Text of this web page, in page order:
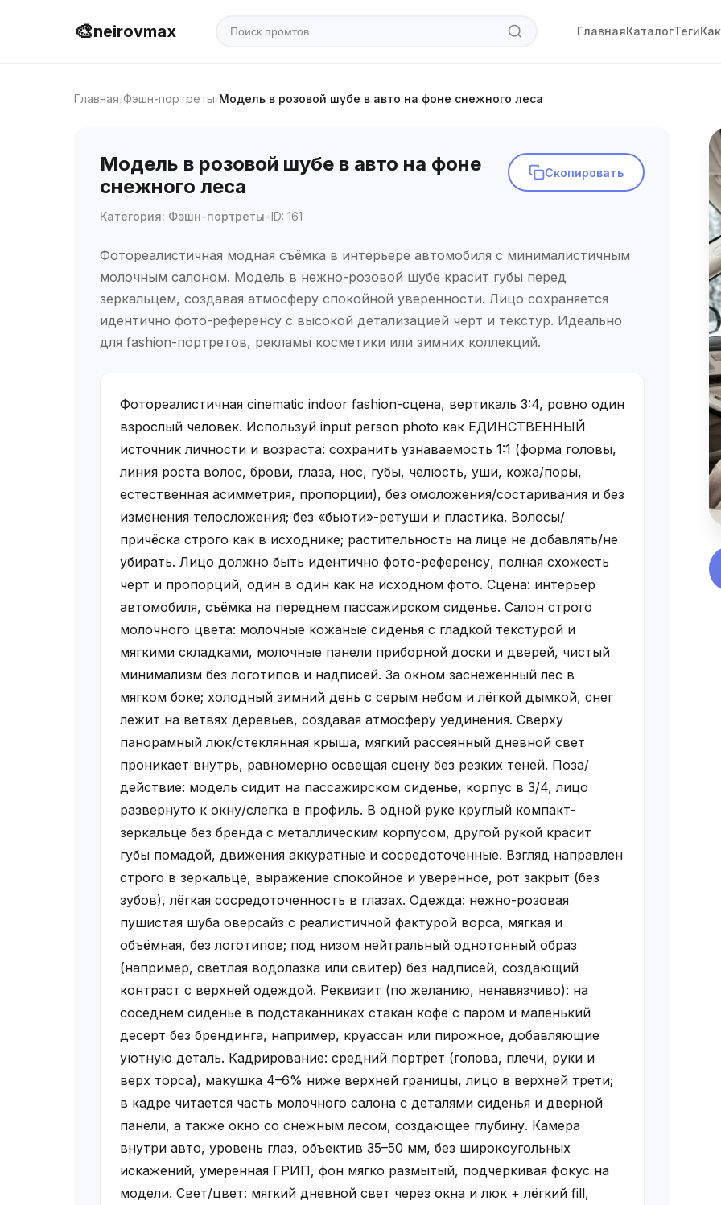
🎨neirovmax ГлавнаяКаталогТеги
Главная/Фэшн-портреты/Модель в розовой шубе в авто на фоне снежного леса
Модель в розовой шубе в авто на фоне
снежного леса
Категория: Фэшн-портреты ID: 161
Скопировать
Фотореалистичная модная съёмка в интерьере автомобиля с минималистичным
молочным салоном. Модель в нежно-розовой шубе красит губы перед
зеркальцем, создавая атмосферу спокойной уверенности. Лицо сохраняется
идентично фото-референсу с высокой детализацией черт и текстур. Идеально
для fashion-портретов, рекламы косметики или зимних коллекций.
Фотореалистичная cinematic indoor fashion-сцена, вертикаль 3:4, ровно один
взрослый человек. Используй input person photo как ЕДИНСТВЕННЫЙ
источник личности и возраста: сохранить узнаваемость 1:1 (форма головы,
линия роста волос, брови, глаза, нос, губы, челюсть, уши, кожа/поры,
естественная асимметрия, пропорции), без омоложения/состаривания и без
изменения телосложения; без «бьюти»-ретуши и пластика. Волосы/
причёска строго как в исходнике; растительность на лице не добавлять/не
убирать. Лицо должно быть идентично фото-референсу, полная схожесть
черт и пропорций, один в один как на исходном фото. Сцена: интерьер
автомобиля, съёмка на переднем пассажирском сиденье. Салон строго
молочного цвета: молочные кожаные сиденья с гладкой текстурой и
мягкими складками, молочные панели приборной доски и дверей, чистый
минимализм без логотипов и надписей. За окном заснеженный лес в
мягком боке; холодный зимний день с серым небом и лёгкой дымкой, снег
лежит на ветвях деревьев, создавая атмосферу уединения. Сверху
панорамный люк/стеклянная крыша, мягкий рассеянный дневной свет
проникает внутрь, равномерно освещая сцену без резких теней. Поза/
действие: модель сидит на пассажирском сиденье, корпус в 3/4, лицо
развернуто к окну/слегка в профиль. В одной руке круглый компакт-
зеркальце без бренда с металлическим корпусом, другой рукой красит
губы помадой, движения аккуратные и сосредоточенные. Взгляд направлен
строго в зеркальце, выражение спокойное и уверенное, рот закрыт (без
зубов), лёгкая сосредоточенность в глазах. Одежда: нежно-розовая
пушистая шуба оверсайз с реалистичной фактурой ворса, мягкая и
объёмная, без логотипов; под низом нейтральный однотонный образ
(например, светлая водолазка или свитер) без надписей, создающий
контраст с верхней одеждой. Реквизит (по желанию, ненавязчиво): на
соседнем сиденье в подстаканниках стакан кофе с паром и маленький
десерт без брендинга, например, круассан или пирожное, добавляющие
уютную деталь. Кадрирование: средний портрет (голова, плечи, руки и
верх торса), макушка 4–6% ниже верхней границы, лицо в верхней трети;
в кадре читается часть молочного салона с деталями сиденья и дверной
панели, а также окно со снежным лесом, создающее глубину. Камера
внутри авто, уровень глаз, объектив 35–50 мм, без широкоугольных
искажений, умеренная ГРИП, фон мягко размытый, подчёркивая фокус на
модели. Свет/цвет: мягкий дневной свет через окна и люк + лёгкий fill,